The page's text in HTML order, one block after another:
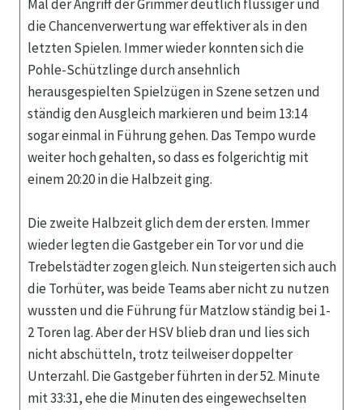
Mal der Angriff der Grimmer deutlich flüssiger und
die Chancenverwertung war effektiver als in den
letzten Spielen. Immer wieder konnten sich die
Pohle-Schützlinge durch ansehnlich
herausgespielten Spielzügen in Szene setzen und
ständig den Ausgleich markieren und beim 13:14
sogar einmal in Führung gehen. Das Tempo wurde
weiter hoch gehalten, so dass es folgerichtig mit
einem 20:20 in die Halbzeit ging.
Die zweite Halbzeit glich dem der ersten. Immer
wieder legten die Gastgeber ein Tor vor und die
Trebelstädter zogen gleich. Nun steigerten sich auch
die Torhüter, was beide Teams aber nicht zu nutzen
wussten und die Führung für Matzlow ständig bei 1-
2 Toren lag. Aber der HSV blieb dran und lies sich
nicht abschütteln, trotz teilweiser doppelter
Unterzahl. Die Gastgeber führten in der 52. Minute
mit 33:31, ehe die Minuten des eingewechselten